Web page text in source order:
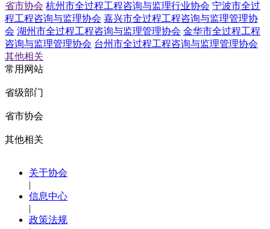
省市协会 杭州市全过程工程咨询与监理行业协会 宁波市全过
程工程咨询与监理协会 嘉兴市全过程工程咨询与监理管理协
会 湖州市全过程工程咨询与监理管理协会 金华市全过程工程
咨询与监理管理协会 台州市全过程工程咨询与监理管理协会
其他相关
常用网站
省级部门
省市协会
其他相关
关于协会
|
信息中心
|
政策法规